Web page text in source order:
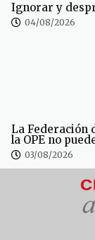
Ignorar y
04/08/2026
La Federación
la OPE no
03/08/2026